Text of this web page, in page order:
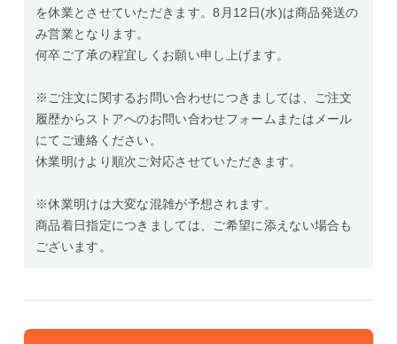
を休業とさせていただきます。8月12日(水)は商品発送の
み営業となります。
何卒ご了承の程宜しくお願い申し上げます。
※ご注文に関するお問い合わせにつきましては、ご注文
履歴からストアへのお問い合わせフォームまたはメール
にてご連絡ください。
休業明けより順次ご対応させていただきます。
※休業明けは大変な混雑が予想されます。
商品着日指定につきましては、ご希望に添えない場合も
ございます。